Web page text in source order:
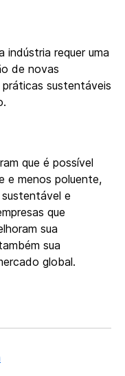
requer uma
de novas
sustentáveis
que é possível
e menos poluente,
e
que
sua
sua
global.